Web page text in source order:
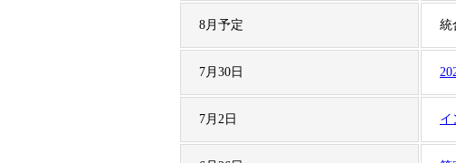
8月予定 統
7月30日
7月2日 イ